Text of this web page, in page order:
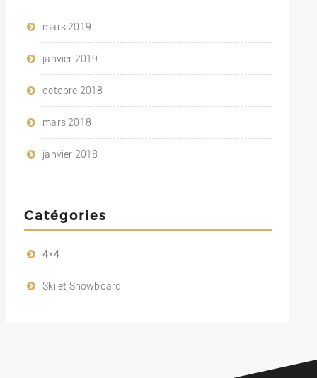
mars 2019
janvier 2019
octobre 2018
mars 2018
janvier 2018
Catégories
4×4
Ski et Snowboard